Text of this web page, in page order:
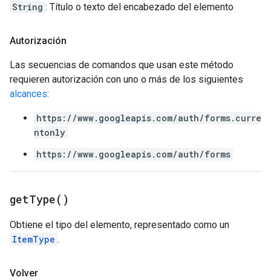
String : Título o texto del encabezado del elemento
Autorización
Las secuencias de comandos que usan este método
requieren autorización con uno o más de los siguientes
alcances:
https://www.googleapis.com/auth/forms.curre
ntonly
https://www.googleapis.com/auth/forms
getType( )
Obtiene el tipo del elemento, representado como un
ItemType .
Volver